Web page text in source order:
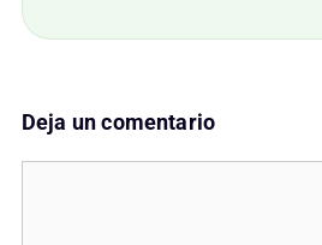
Deja un comentario